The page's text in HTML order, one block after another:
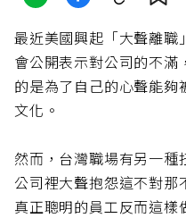
最近美國興起「大聲離職
會公開表示對公司的不滿
的是為了自己的心聲能夠
文化。
然而，台灣職場有另一種
公司裡大聲抱怨這不對那
真正聰明的員工反而這